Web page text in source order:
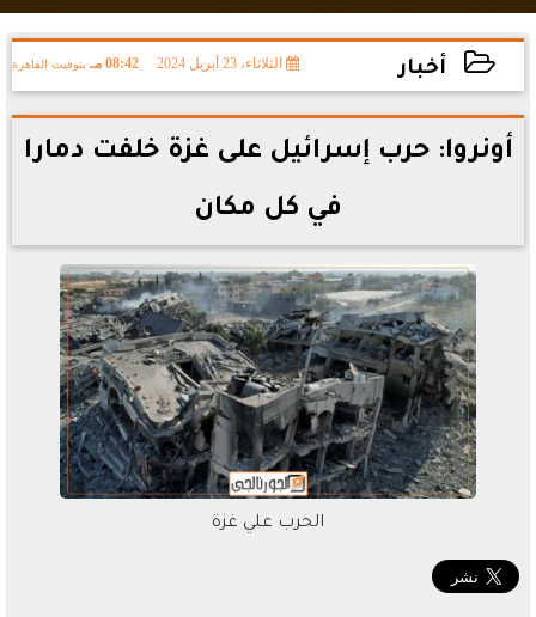
أخبار الثلاثاء، 23 أبريل 2024 08:42 مـ بتوقيت القاهرة
2024-04-23 20:42:43
أونروا: حرب إسرائيل على غزة خلفت دمارا
في كل مكان
الحرب علي غزة